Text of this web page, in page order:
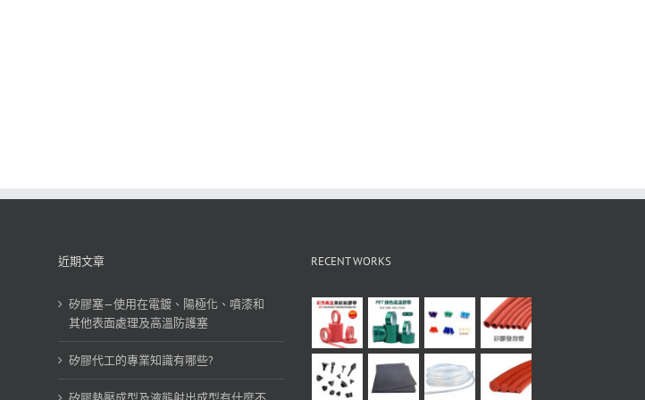
近期文章
矽膠塞—使用在電鍍、陽極化、噴漆和
其他表面處理及高溫防護塞
矽膠代工的專業知識有哪些?
RECENT WORKS